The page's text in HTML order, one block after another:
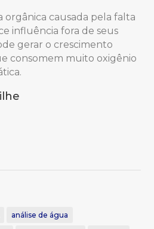
orgânica causada pela falta
influência fora de seus
gerar o crescimento
consomem muito oxigênio
análise de água